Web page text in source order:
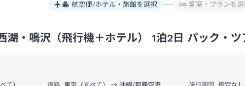
航空便/ホテル・旅館を選択 客室・プランを選
・鳴沢（飛行機＋ホテル） 1泊2日 パック・ツ